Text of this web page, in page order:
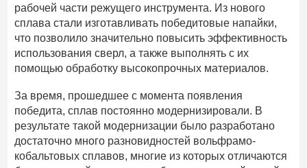
рабочей части режущего инструмента. Из нового
сплава стали изготавливать победитовые напайки,
что позволило значительно повысить эффективность
использования сверл, а также выполнять с их
помощью обработку высокопрочных материалов.
За время, прошедшее с момента появления
победита, сплав постоянно модернизировали. В
результате такой модернизации было разработано
достаточно много разновидностей вольфрамо-
кобальтовых сплавов, многие из которых отличаются